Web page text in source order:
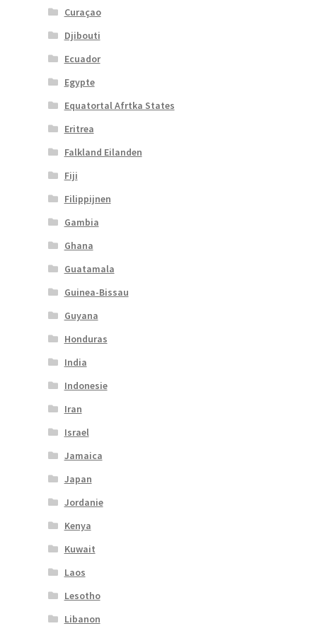
Curaçao
Djibouti
Ecuador
Egypte
Equatortal Afrtka States
Eritrea
Falkland Eilanden
Fiji
Filippijnen
Gambia
Ghana
Guatamala
Guinea-Bissau
Guyana
Honduras
India
Indonesie
Iran
Israel
Jamaica
Japan
Jordanie
Kenya
Kuwait
Laos
Lesotho
Libanon